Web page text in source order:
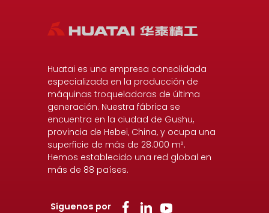
Huatai es una empresa consolidada
especializada en la producción de
máquinas troqueladoras de última
generación. Nuestra fábrica se
encuentra en la ciudad de Gushu,
provincia de Hebei, China, y ocupa una
superficie de más de 28.000 m².
Hemos establecido una red global en
más de 88 países.
Síguenos por